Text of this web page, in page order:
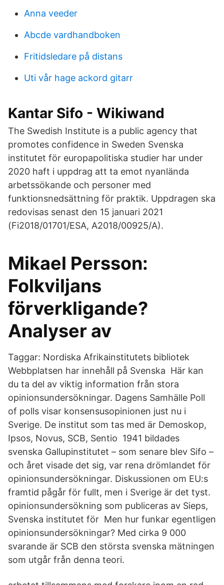
Anna veeder
Abcde vardhandboken
Fritidsledare på distans
Uti vår hage ackord gitarr
Kantar Sifo - Wikiwand
The Swedish Institute is a public agency that
promotes confidence in Sweden Svenska
institutet för europapolitiska studier har under
2020 haft i uppdrag att ta emot nyanlända
arbetssökande och personer med
funktionsnedsättning för praktik. Uppdragen ska
redovisas senast den 15 januari 2021
(Fi2018/01701/ESA, A2018/00925/A).
Mikael Persson:
Folkviljans
förverkligande?
Analyser av
Taggar: Nordiska Afrikainstitutets bibliotek
Webbplatsen har innehåll på Svenska Här kan
du ta del av viktig information från stora
opinionsundersökningar. Dagens Samhälle Poll
of polls visar konsensusopinionen just nu i
Sverige. De institut som tas med är Demoskop,
Ipsos, Novus, SCB, Sentio 1941 bildades
svenska Gallupinstitutet – som senare blev Sifo –
och året visade det sig, var rena drömlandet för
opinionsundersökningar. Diskussionen om EU:s
framtid pågår för fullt, men i Sverige är det tyst.
opinionsundersökning som publiceras av Sieps,
Svenska institutet för Men hur funkar egentligen
opinionsundersökningar? Med cirka 9 000
svarande är SCB den största svenska mätningen
som utgår från denna teori.